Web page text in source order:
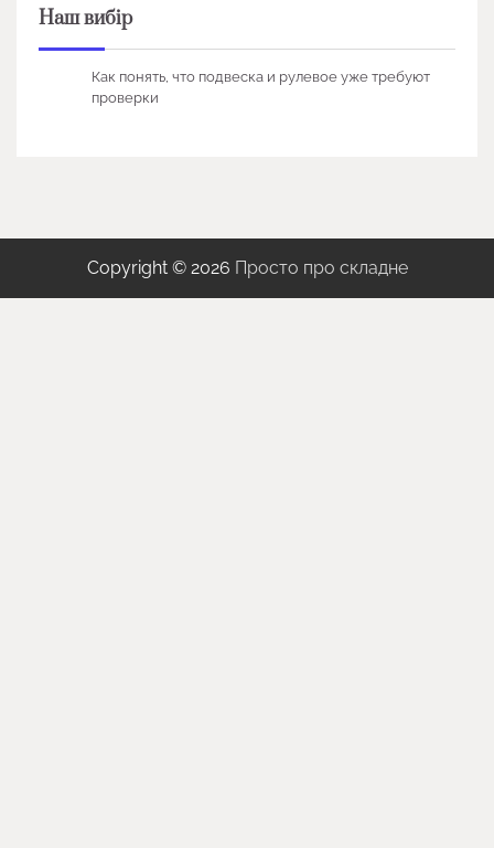
Наш вибір
Как понять, что подвеска и рулевое уже требуют
проверки
Copyright © 2026 Просто про складне